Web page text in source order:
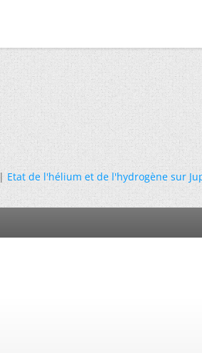
Etat de l'hélium et de l'hydrogène sur